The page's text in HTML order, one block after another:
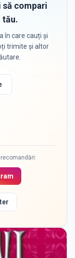
să compari
tău.
în care cauți și
trimite și altor